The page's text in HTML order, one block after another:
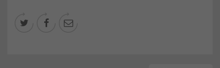
  